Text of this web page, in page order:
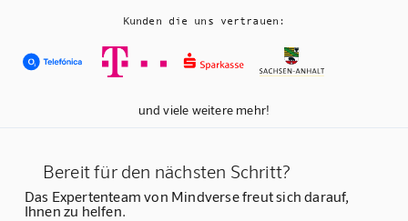
Kunden die uns vertrauen:
und viele weitere mehr!
Bereit für den nächsten Schritt?
Das Expertenteam von Mindverse freut sich darauf,
Ihnen zu helfen.